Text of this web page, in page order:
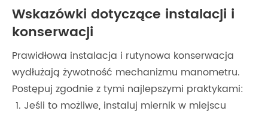
Wskazówki dotyczące instalacji i
konserwacji
Prawidłowa instalacja i rutynowa konserwacja
wydłużają żywotność mechanizmu manometru.
Postępuj zgodnie z tymi najlepszymi praktykami:
Jeśli to możliwe, instaluj miernik w miejscu